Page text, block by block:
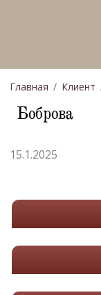
Главная Клиент
Боброва
15.1.2025